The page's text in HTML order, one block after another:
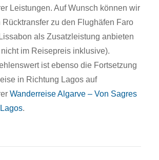
Leistungen. Auf Wunsch können wir
Rücktransfer zu den Flughäfen Faro
als Zusatzleistung anbieten
im Reisepreis inklusive).
ist ebenso die Fortsetzung
in Richtung Lagos auf
Wanderreise Algarve – Von Sagres
.